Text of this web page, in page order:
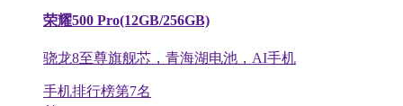
荣耀500 Pro(12GB/256GB)
骁龙8至尊旗舰芯，青海湖电池，AI手机
手机排行榜第7名